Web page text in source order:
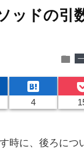
ッドの引
folder
hatenabookmark
4
時に、後ろにつ